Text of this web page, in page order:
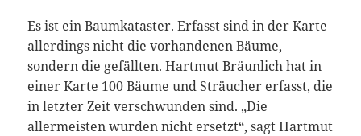
Es ist ein Baumkataster. Erfasst sind in der Karte
allerdings nicht die vorhandenen Bäume,
sondern die gefällten. Hartmut Bräunlich hat in
einer Karte 100 Bäume und Sträucher erfasst, die
in letzter Zeit verschwunden sind. „Die
allermeisten wurden nicht ersetzt“, sagt Hartmut